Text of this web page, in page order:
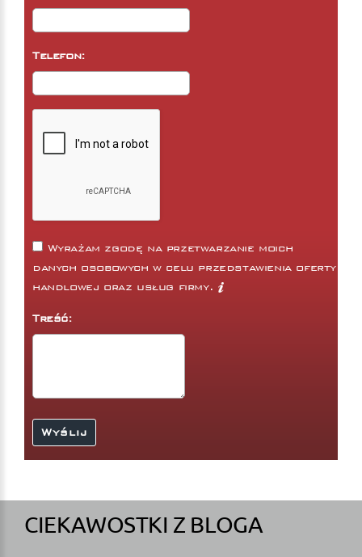
Telefon:
Wyrażam zgodę na przetwarzanie moich
danych osobowych w celu przedstawienia oferty
handlowej oraz usług firmy.
Treść:
CIEKAWOSTKI Z BLOGA